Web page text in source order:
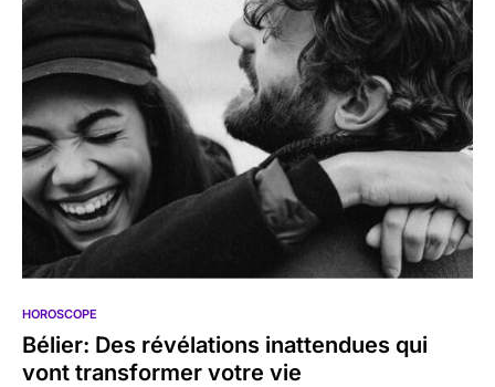
HOROSCOPE
Bélier: Des révélations inattendues qui
vont transformer votre vie